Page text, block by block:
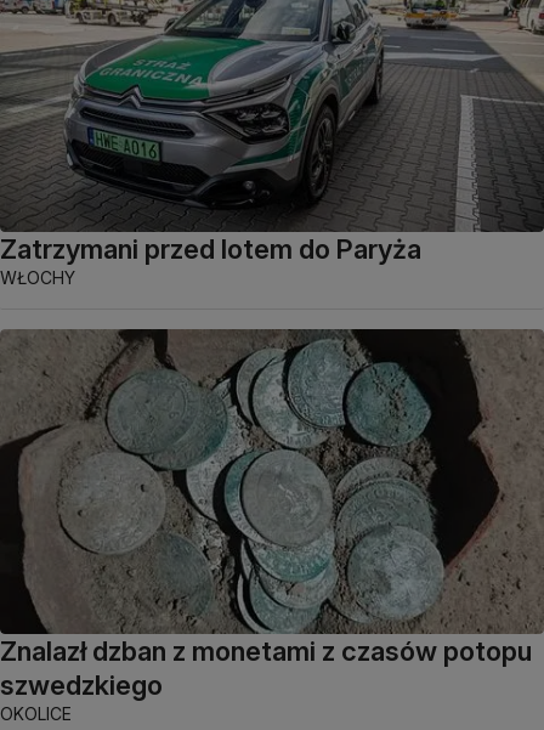
Zatrzymani przed lotem do Paryża
WŁOCHY
Znalazł dzban z monetami z czasów potopu
szwedzkiego
OKOLICE